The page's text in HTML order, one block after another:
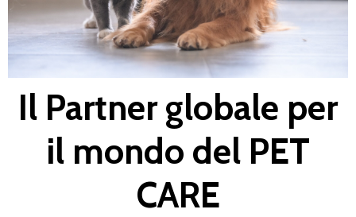
Il Partner globale per
il mondo del PET
CARE